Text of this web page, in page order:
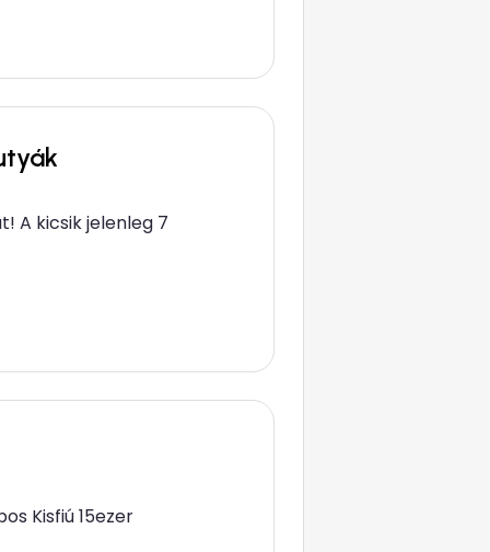
A kicsik jelenleg 7
Kisfiú 15ezer